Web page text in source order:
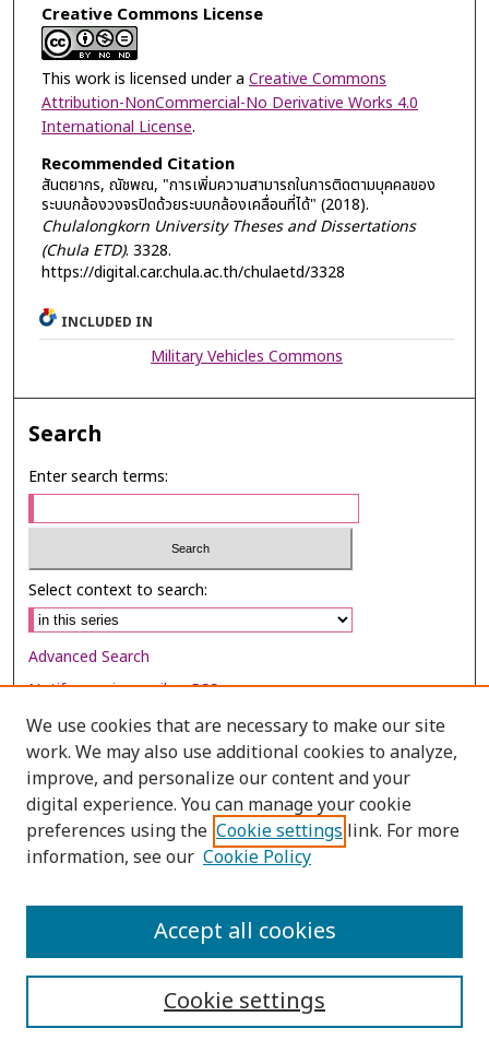
Creative Commons License
This work is licensed under a Creative Commons
Attribution-NonCommercial-No Derivative Works 4.0
International License.
Recommended Citation
สันตยากร, ณัชพณ, "การเพิ่มความสามารถในการติดตามบุคคลของ
ระบบกล้องวงจรปิดด้วยระบบกล้องเคลื่อนที่ได้" (2018).
Chulalongkorn University Theses and Dissertations
(Chula ETD). 3328.
https://digital.car.chula.ac.th/chulaetd/3328
INCLUDED IN
Military Vehicles Commons
Search
Enter search terms:
Select context to search:
Advanced Search
Notify me via email orRSS
Browse
Collections
Disciplines
Authors
We use cookies that are necessary to make our site
work. We may also use additional cookies to analyze,
improve, and personalize our content and your
digital experience. You can manage your cookie
preferences using the Cookie settings link. For more
information, see our Cookie Policy
Cookie settings
Accept all cookies